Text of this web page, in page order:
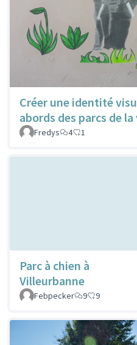
Créer une identité
abords des parcs de
Fredys
4 1
Parc à chien à
Villeurbanne
Febpecker
9 9